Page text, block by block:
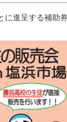
進呈する補助